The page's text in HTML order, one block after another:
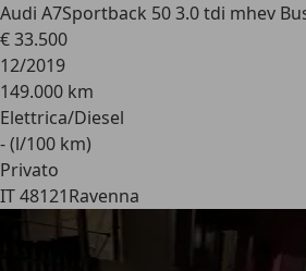
Audi A7Sportback 50 3.0 tdi mhev
€ 33.500
12/2019
149.000 km
Elettrica/Diesel
- (l/100 km)
Privato
IT 48121Ravenna